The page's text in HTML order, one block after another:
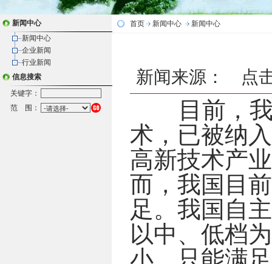
新闻中心
新闻中心
企业新闻
行业新闻
信息搜索
关键字：
范 围：
首页 新闻中心 新闻中心
新闻来源： 点
目前，我
术，已被纳
高新技术产
而，我国目
足。我国自
以中、低档